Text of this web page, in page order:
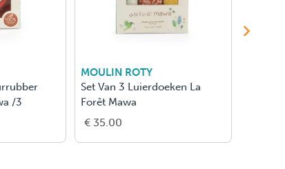
MOULIN ROTY
Bestekset Siliconen La Forêt
Mawa
Serviessetje